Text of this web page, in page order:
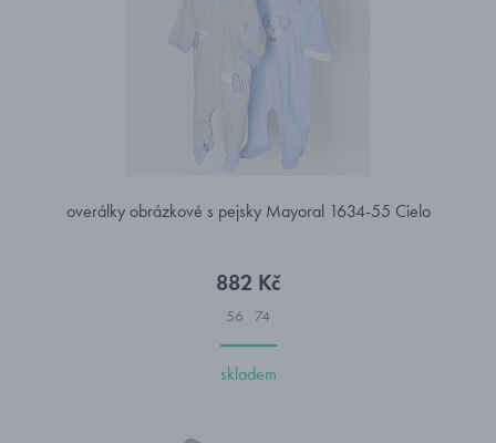
overálky obrázkové s pejsky Mayoral 1634-55 Cielo
882 Kč
56 74
skladem